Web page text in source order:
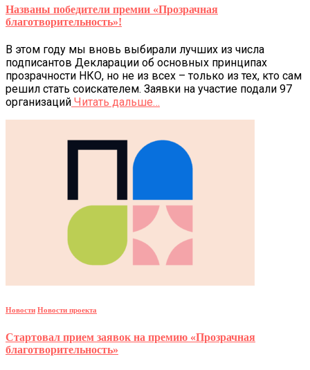
Названы победители премии «Прозрачная
благотворительность»!
В этом году мы вновь выбирали лучших из числа
подписантов Декларации об основных принципах
прозрачности НКО, но не из всех – только из тех, кто сам
решил стать соискателем. Заявки на участие подали 97
организаций Читать дальше…
Новости Новости проекта
Стартовал прием заявок на премию «Прозрачная
благотворительность»